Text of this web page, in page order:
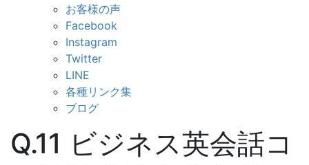
お客様の声
Facebook
Instagram
Twitter
LINE
各種リンク集
ブログ
Q.11 ビジネス英会話コ